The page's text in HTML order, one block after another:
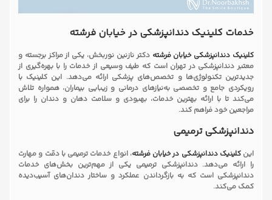
خدمات کلینیک دندانپزشکی در خیابان فرشته
کلینیک دندانپزشکی خیابان فرشته دکتر نازنین نوربخش، یکی از مراکز برجسته و
معتبر دندانپزشکی در تهران است که طیف وسیعی از خدمات را با بهره‌گیری از
جدیدترین تکنولوژی‌ها و تخصص‌های پزشکی ارائه می‌دهد. این کلینیک با
رویکردی جامع و تخصصی به‌نیازهای درمانی و زیبایی بیماران، همواره تلاش
می‌کند تا با ارائه بهترین خدمات، بهبودی و سلامت دهان و دندان را برای
مراجعین خود فراهم کند.
دندانپزشکی ترمیمی
اینکلینیک دندانپزشکی در خیابان فرشته، انواع خدمات ترمیمی با دقت و مهارت
را ارائه می‌دهد. دندانپزشکی ترمیمی یکی از مهم‌ترین بخش‌های خدمات
دندانپزشکی است که به بازگرداندن عملکرد و ساختار دندان‌های آسیب‌دیده
کمک می‌کند.